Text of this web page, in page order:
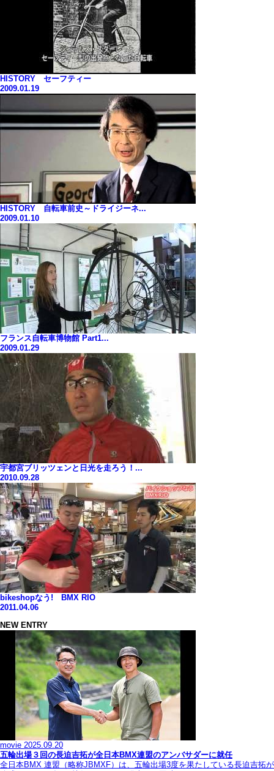
HISTORY セーフティー
2009.01.19
HISTORY 自転車前史～ドライジーネ...
2009.01.10
フランス自転車博物館 Part1...
2009.01.29
宇都宮ブリッツェンと日光を走ろう！...
2010.09.28
bikeshopなう! BMX RIO
2011.04.06
NEW ENTRY
movie 2025.09.20
五輪出場３回の長迫吉拓が全日本BMX連盟のアンバサダーに就任
全日本BMX 連盟（略称JBMXF）は、五輪出場3度を果たしている長迫吉拓が